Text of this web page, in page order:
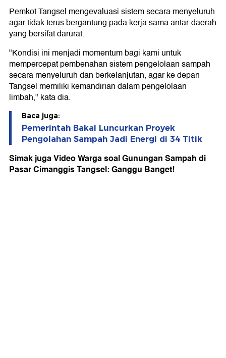
Pemkot Tangsel mengevaluasi sistem secara menyeluruh
agar tidak terus bergantung pada kerja sama antar-daerah
yang bersifat darurat.
"Kondisi ini menjadi momentum bagi kami untuk
mempercepat pembenahan sistem pengelolaan sampah
secara menyeluruh dan berkelanjutan, agar ke depan
Tangsel memiliki kemandirian dalam pengelolaan
limbah," kata dia.
Baca juga:
Pemerintah Bakal Luncurkan Proyek
Pengolahan Sampah Jadi Energi di 34 Titik
Simak juga Video Warga soal Gunungan Sampah di
Pasar Cimanggis Tangsel: Ganggu Banget!